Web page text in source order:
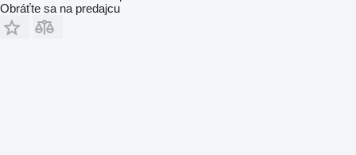
Obráťte sa na predajcu